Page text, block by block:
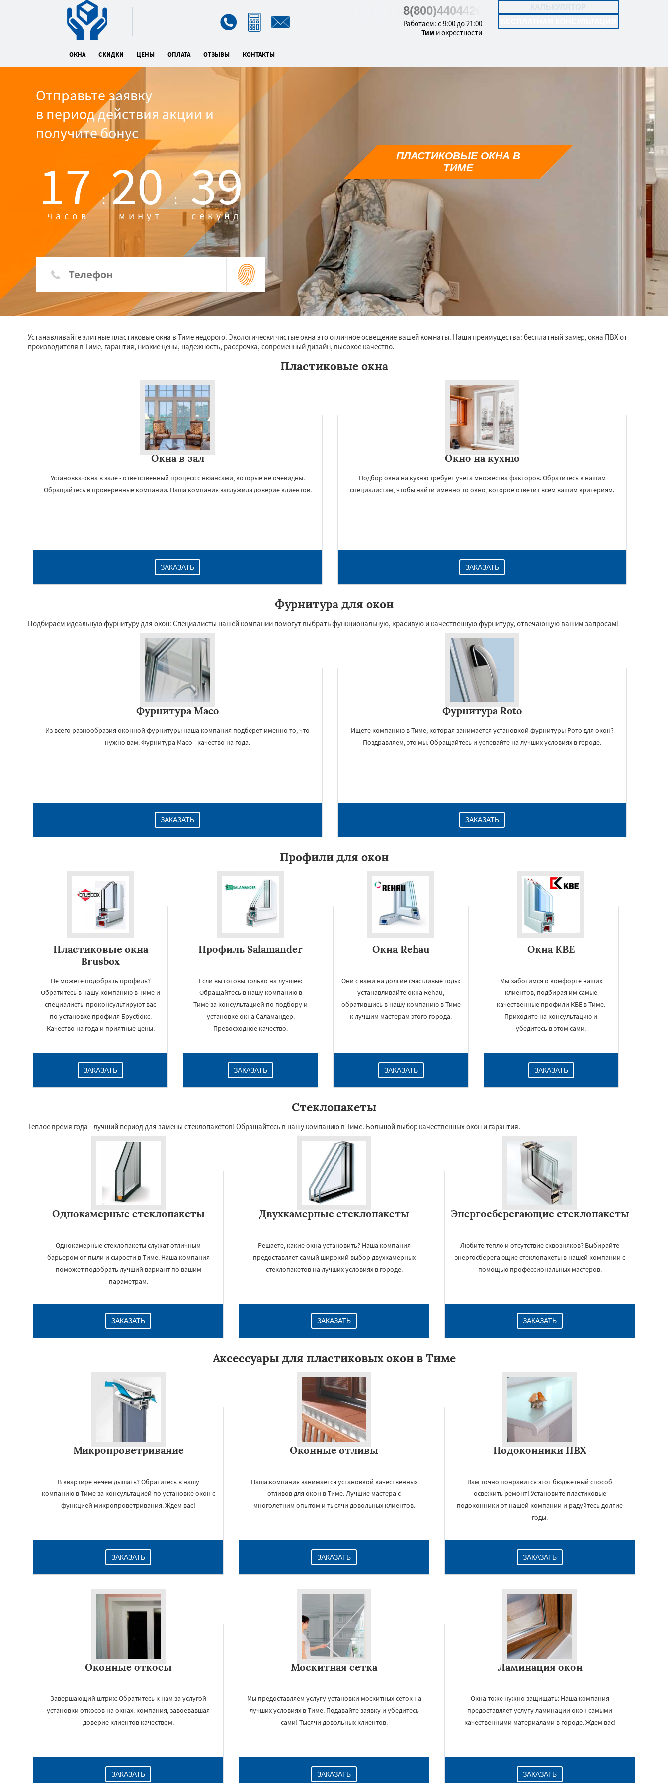
КАЛЬКУЛЯТОР
8(800)4404426
Работаем: с 9:00 до 21:00
Тим и окрестности
ОКНА СКИДКИ ЦЕНЫ ОПЛАТА ОТЗЫВЫ КОНТАКТЫ
Отправьте заявку
в период действия акции и
получите бонус
17 :
часов 20 :
минут 38
секунд
ПЛАСТИКОВЫЕ ОКНА В
ТИМЕ
Устанавливайте элитные пластиковые окна в Тиме недорого. Экологически чистые окна это отличное освещение вашей комнаты. Наши преимущества: бесплатный замер, окна ПВХ от
производителя в Тиме, гарантия, низкие цены, надежность, рассрочка, современный дизайн, высокое качество.
Пластиковые окна
Окна в зал
Установка окна в зале - ответственный процесс с нюансами, которые не очевидны.
Обращайтесь в проверенные компании. Наша компания заслужила доверие клиентов.
ЗАКАЗАТЬ
Окно на кухню
Подбор окна на кухню требует учета множества факторов. Обратитесь к нашим
специалистам, чтобы найти именно то окно, которое ответит всем вашим критериям.
ЗАКАЗАТЬ
Фурнитура для окон
Подбираем идеальную фурнитуру для окон: Специалисты нашей компании помогут выбрать функциональную, красивую и качественную фурнитуру, отвечающую вашим запросам!
Фурнитура Maco
Из всего разнообразия оконной фурнитуры наша компания подберет именно то, что
нужно вам. Фурнитура Maco - качество на года.
ЗАКАЗАТЬ
Фурнитура Roto
Ищете компанию в Тиме, которая занимается установкой фурнитуры Рото для окон?
Поздравляем, это мы. Обращайтесь и успевайте на лучших условиях в городе.
ЗАКАЗАТЬ
Профили для окон
Пластиковые окна
Brusbox
Не можете подобрать профиль?
Обратитесь в нашу компанию в Тиме и
специалисты проконсультируют вас
по установке профиля Брусбокс.
Качество на года и приятные цены.
ЗАКАЗАТЬ
Профиль Salamander
Если вы готовы только на лучшее:
Обращайтесь в нашу компанию в
Тиме за консультацией по подбору и
установке окна Саламандер.
Превосходное качество.
ЗАКАЗАТЬ
Окна Rehau
Они с вами на долгие счастливые годы:
устанавливайте окна Rehau,
обратившись в нашу компанию в Тиме
к лучшим мастерам этого города.
ЗАКАЗАТЬ
Окна KBE
Мы заботимся о комфорте наших
клиентов, подбирая им самые
качественные профили КБЕ в Тиме.
Приходите на консультацию и
убедитесь в этом сами.
ЗАКАЗАТЬ
Стеклопакеты
Тёплое время года - лучший период для замены стеклопакетов! Обращайтесь в нашу компанию в Тиме. Большой выбор качественных окон и гарантия.
Однокамерные стеклопакеты
Однокамерные стеклопакеты служат отличным
барьером от пыли и сырости в Тиме. Наша компания
поможет подобрать лучший вариант по вашим
параметрам.
ЗАКАЗАТЬ
Двухкамерные стеклопакеты
Решаете, какие окна установить? Наша компания
предоставляет самый широкий выбор двухкамерных
стеклопакетов на лучших условиях в городе.
ЗАКАЗАТЬ
Энергосберегающие стеклопакеты
Любите тепло и отсутствие сквозняков? Выбирайте
энергосберегающие стеклопакеты в нашей компании с
помощью профессиональных мастеров.
ЗАКАЗАТЬ
Аксессуары для пластиковых окон в Тиме
Микропроветривание
В квартире нечем дышать? Обратитесь в нашу
компанию в Тиме за консультацией по установке окон с
функцией микропроветривания. Ждем вас!
ЗАКАЗАТЬ
Оконные отливы
Наша компания занимается установкой качественных
отливов для окон в Тиме. Лучшие мастера с
многолетним опытом и тысячи довольных клиентов.
ЗАКАЗАТЬ
Подоконники ПВХ
Вам точно понравится этот бюджетный способ
освежить ремонт! Установите пластиковые
подоконники от нашей компании и радуйтесь долгие
годы.
ЗАКАЗАТЬ
Оконные откосы
Завершающий штрих: Обратитесь к нам за услугой
установки откосов на окнах. компания, завоевавшая
доверие клиентов качеством.
ЗАКАЗАТЬ
Москитная сетка
Мы предоставляем услугу установки москитных сеток на
лучших условиях в Тиме. Подавайте заявку и убедитесь
сами! Тысячи довольных клиентов.
ЗАКАЗАТЬ
Ламинация окон
Окна тоже нужно защищать: Наша компания
предоставляет услугу ламинации окон самыми
качественными материалами в городе. Ждем вас!
ЗАКАЗАТЬ
×